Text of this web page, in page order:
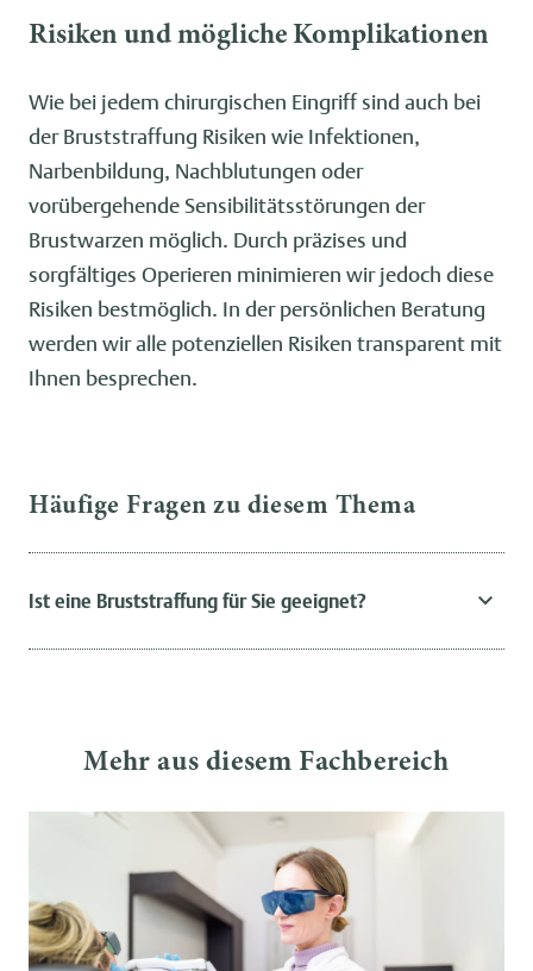
Risiken und mögliche Komplikationen
Wie bei jedem chirurgischen Eingriff sind auch bei
der Bruststraffung Risiken wie Infektionen,
Narbenbildung, Nachblutungen oder
vorübergehende Sensibilitätsstörungen der
Brustwarzen möglich. Durch präzises und
sorgfältiges Operieren minimieren wir jedoch diese
Risiken bestmöglich. In der persönlichen Beratung
werden wir alle potenziellen Risiken transparent mit
Ihnen besprechen.
Häufige Fragen zu diesem Thema
Ist eine Bruststraffung für Sie geeignet?
Mehr aus diesem Fachbereich